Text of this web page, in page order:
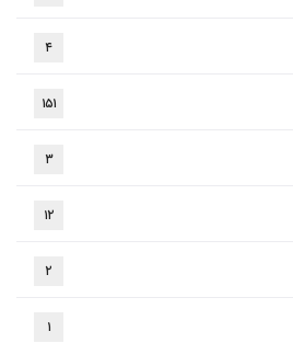
۴
۱۵۱
۳
۱۲
۲
۱